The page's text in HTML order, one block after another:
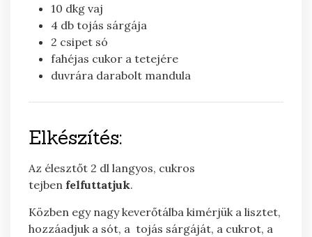
10 dkg vaj
4 db tojás sárgája
2 csipet só
fahéjas cukor a tetejére
duvrára darabolt mandula
Elkészítés:
Az élesztőt 2 dl langyos, cukros
tejben felfuttatjuk.
Közben egy nagy keverőtálba kimérjük a lisztet,
hozzáadjuk a sót, a tojás sárgáját, a cukrot, a